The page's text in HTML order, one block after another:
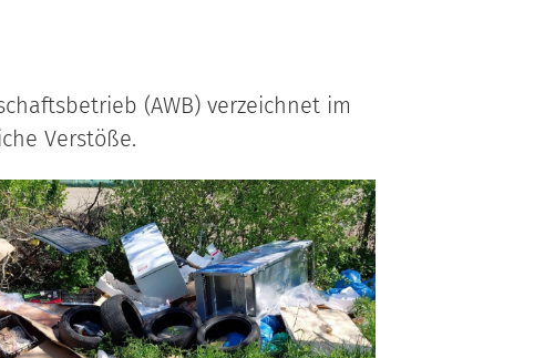
(AWB) verzeichnet im
Verstöße.